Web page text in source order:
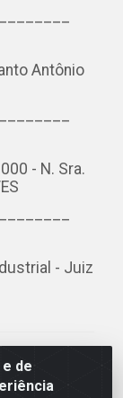
de
Antônio
- N. Sra.
- Juiz
- AV DA
8921 - RIO